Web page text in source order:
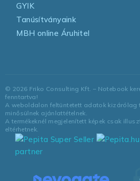
GYIK
Tanúsítványaink
MBH online Áruhitel
© 2026 Friko Consulting Kft. – Notebook
fenntartva!
A weboldalon feltüntetett adatok kizárólag
minősülnek ajánlattételnek.
A termékeknél megjelenített képek csak
eltérhetnek.
partner